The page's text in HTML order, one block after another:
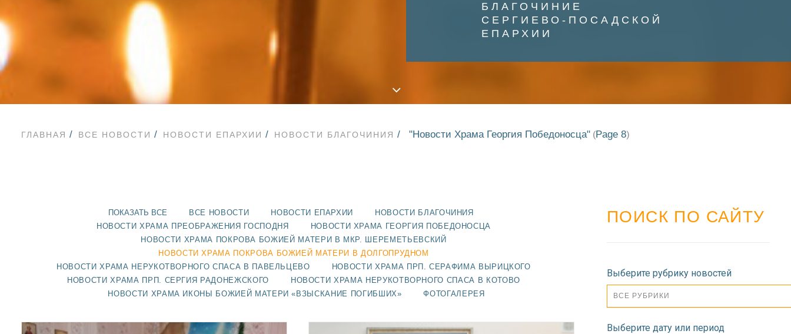
БЛАГОЧИНИЕ
СЕРГИЕВО-ПОСАДСКОЙ
ЕПАРХИИ
ГЛАВНАЯ ВСЕ НОВОСТИ НОВОСТИ ЕПАРХИИ НОВОСТИ БЛАГОЧИНИЯ "Новости Храма Георгия Победоносца" (Page 8)
ПОКАЗАТЬ ВСЕ ВСЕ НОВОСТИ НОВОСТИ ЕПАРХИИ
НОВОСТИ БЛАГОЧИНИЯ
НОВОСТИ ХРАМА ПРЕОБРАЖЕНИЯ ГОСПОДНЯ
НОВОСТИ ХРАМА ГЕОРГИЯ ПОБЕДОНОСЦА
НОВОСТИ ХРАМА ПОКРОВА БОЖИЕЙ МАТЕРИ В МКР. ШЕРЕМЕТЬЕВСКИЙ
НОВОСТИ ХРАМА ПОКРОВА БОЖИЕЙ МАТЕРИ В ДОЛГОПРУДНОМ
НОВОСТИ ХРАМА НЕРУКОТВОРНОГО СПАСА В ПАВЕЛЬЦЕВО
НОВОСТИ ХРАМА ПРП. СЕРАФИМА ВЫРИЦКОГО
НОВОСТИ ХРАМА ПРП. СЕРГИЯ РАДОНЕЖСКОГО
НОВОСТИ ХРАМА НЕРУКОТВОРНОГО СПАСА В КОТОВО
НОВОСТИ ХРАМА ИКОНЫ БОЖИЕЙ МАТЕРИ «ВЗЫСКАНИЕ ПОГИБШИХ»
ФОТОГАЛЕРЕЯ
ПОИСК ПО САЙТУ
Выберите рубрику новостей
ВСЕ РУБРИКИ
Выберите дату или период